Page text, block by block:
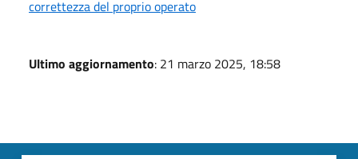
correttezza del proprio operato
Ultimo aggiornamento: 21 marzo 2025, 18:58